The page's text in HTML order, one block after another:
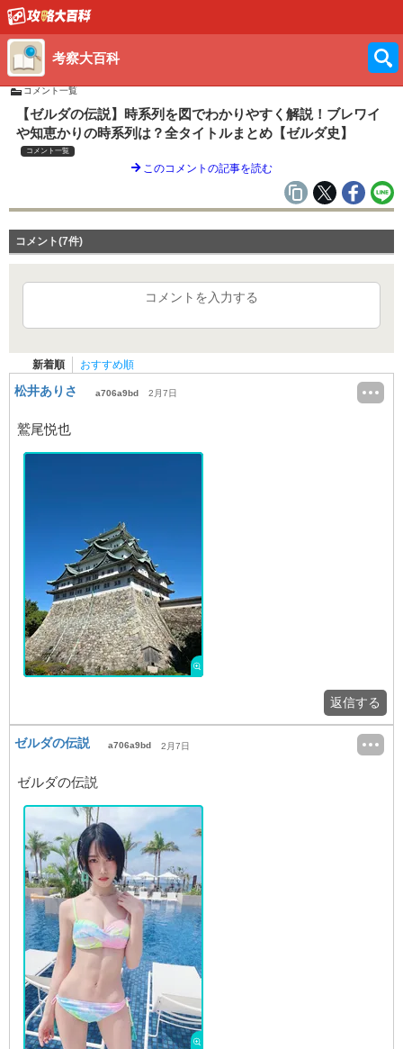
考察大百科
コメント一覧
【ゼルダの伝説】時系列を図でわかりやすく解説！ブレワイ
や知恵かりの時系列は？全タイトルまとめ【ゼルダ史】
コメント一覧
このコメントの記事を読む
コメント(7件)
コメントを入力する
新着順 おすすめ順
松井ありさ a706a9bd 2月7日
鷲尾悦也
返信する
ゼルダの伝説 a706a9bd 2月7日
ゼルダの伝説